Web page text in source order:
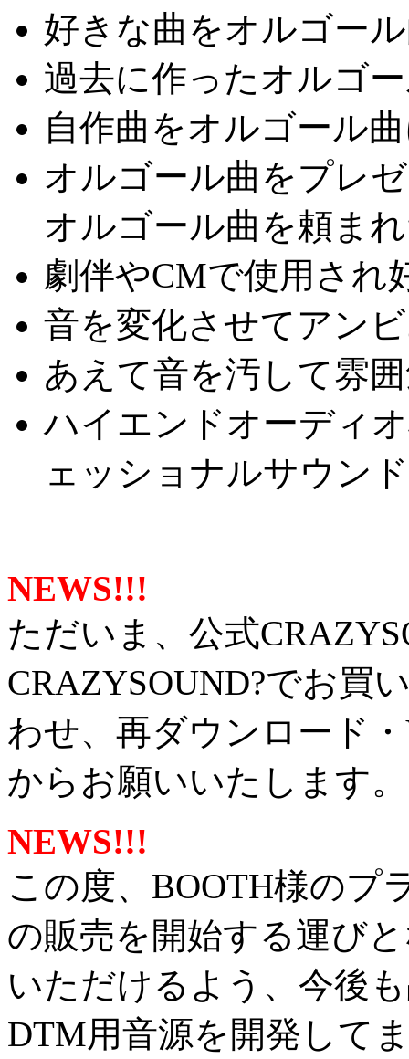
好きな曲をオルゴー
過去に作ったオルゴ
自作曲をオルゴール
オルゴール曲をプレ
オルゴール曲を頼ま
劇伴やCMで使用され
音を変化させてアン
あえて音を汚して雰
ハイエンドオーディ
ェッショナルサウン
NEWS!!!
ただいま、公式
CRAZYSOUND?でお買
わせ、再ダウンロード
からお願いいたします。
NEWS!!!
この度、BOOTH様のプ
の販売を開始する運び
いただけるよう、今後
DTM用音源を開発して